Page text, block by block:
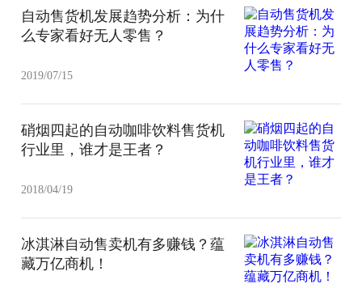
自动售货机发展趋势分析：为什
么专家看好无人零售？
2019/07/15
硝烟四起的自动咖啡饮料售货机
行业里，谁才是王者？
2018/04/19
冰淇淋自动售卖机有多赚钱？蕴
藏万亿商机！